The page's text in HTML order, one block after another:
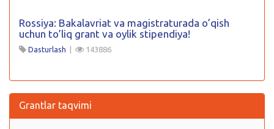
Rossiya: Bakalavriat va magistraturada o’qish
uchun to’liq grant va oylik stipendiya!
Dasturlash | 143886
Grantlar taqvimi